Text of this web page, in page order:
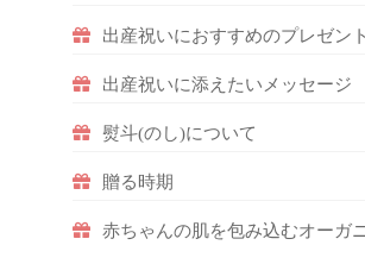
出産祝いにおすすめのプレゼント
出産祝いに添えたいメッセージ
熨斗(のし)について
贈る時期
赤ちゃんの肌を包み込むオーガ